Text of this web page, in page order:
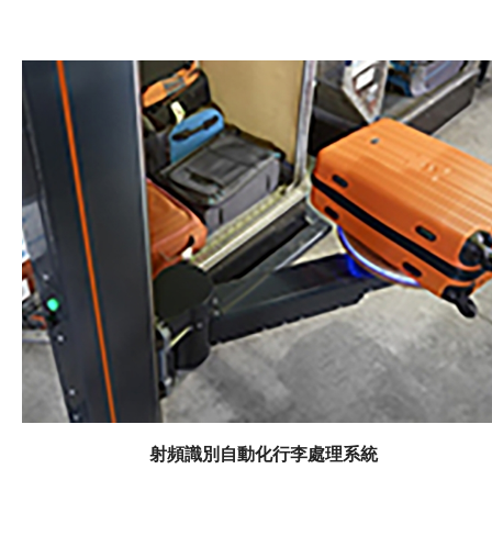
時減低昂貴硬件損壞的風險，從而提升培訓課程的成本效
益。 系統於第47屆日內瓦國際發明展中獲得銀獎。
射頻識別自動化行李處理系統